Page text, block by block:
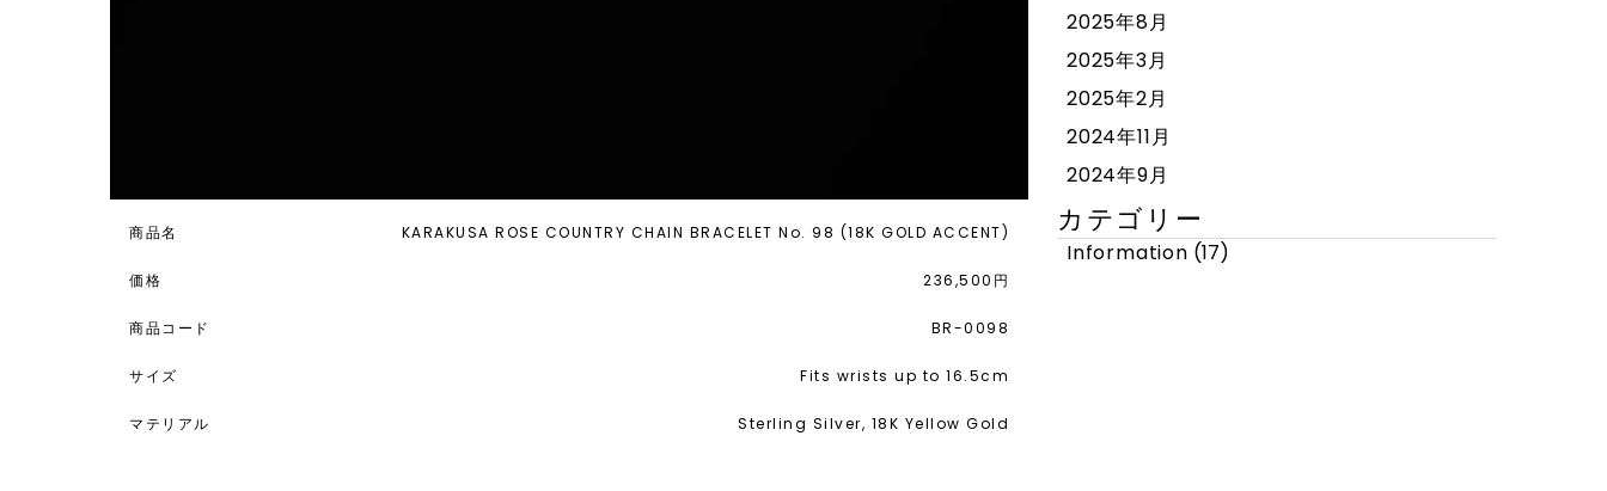
商品名 KARAKUSA ROSE COUNTRY CHAIN BRACELET No. 98 (18K GOLD ACCENT)
価格 236,500円
商品コード BR-0098
サイズ Fits wrists up to 16.5cm
マテリアル Sterling Silver, 18K Yellow Gold
2025年8月
2025年3月
2025年2月
2024年11月
2024年9月
カテゴリー
Information (17)